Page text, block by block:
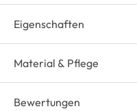
Eigenschaften
Material & Pflege
Bewertungen